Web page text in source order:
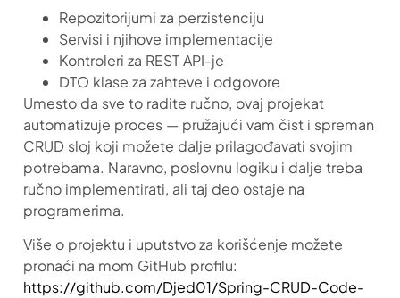
Repozitorijumi za perzistenciju
Servisi i njihove implementacije
Kontroleri za REST API-je
DTO klase za zahteve i odgovore
Umesto da sve to radite ručno, ovaj projekat
automatizuje proces — pružajući vam čist i spreman
CRUD sloj koji možete dalje prilagođavati svojim
potrebama. Naravno, poslovnu logiku i dalje treba
ručno implementirati, ali taj deo ostaje na
programerima.
Više o projektu i uputstvo za korišćenje možete
pronaći na mom GitHub profilu:
https://github.com/Djed01/Spring-CRUD-Code-